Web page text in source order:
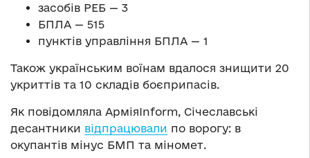
засобів РЕБ — 3
БПЛА — 515
пунктів управління БПЛА — 1
Також українським воїнам вдалося знищити 20
укриттів та 10 складів боєприпасів.
Як повідомляла АрміяInform, Січеславські
десантники відпрацювали по ворогу: в
окупантів мінус БМП та міномет.